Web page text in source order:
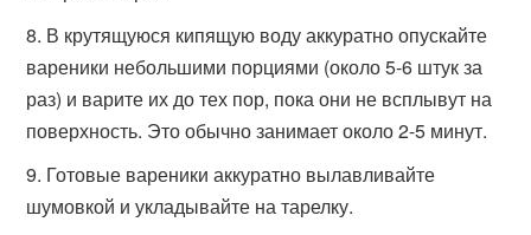
В крутящуюся кипящую воду аккуратно опускайте
вареники небольшими порциями (около 5-6 штук за
раз) и варите их до тех пор, пока они не всплывут на
поверхность. Это обычно занимает около 2-5 минут.
Готовые вареники аккуратно вылавливайте
шумовкой и укладывайте на тарелку.